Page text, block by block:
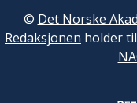
© Det Norske
Redaksjonen holder